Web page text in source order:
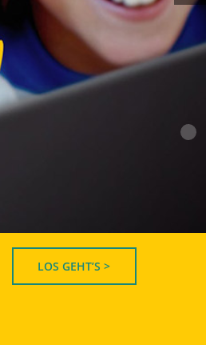
LOS GEHT’S >